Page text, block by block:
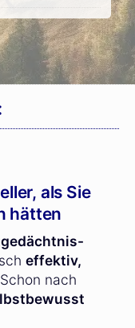
als Sie
hätten
effektiv,
nach